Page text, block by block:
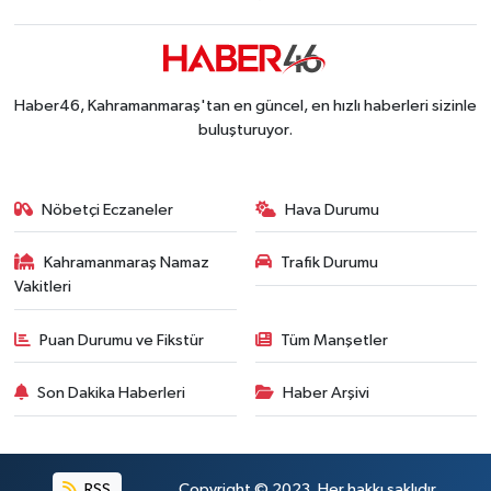
Haber46, Kahramanmaraş'tan en güncel, en hızlı haberleri sizinle
buluşturuyor.
Nöbetçi Eczaneler Hava Durumu
Kahramanmaraş Namaz
Vakitleri
Trafik Durumu
Puan Durumu ve Fikstür Tüm Manşetler
Son Dakika Haberleri Haber Arşivi